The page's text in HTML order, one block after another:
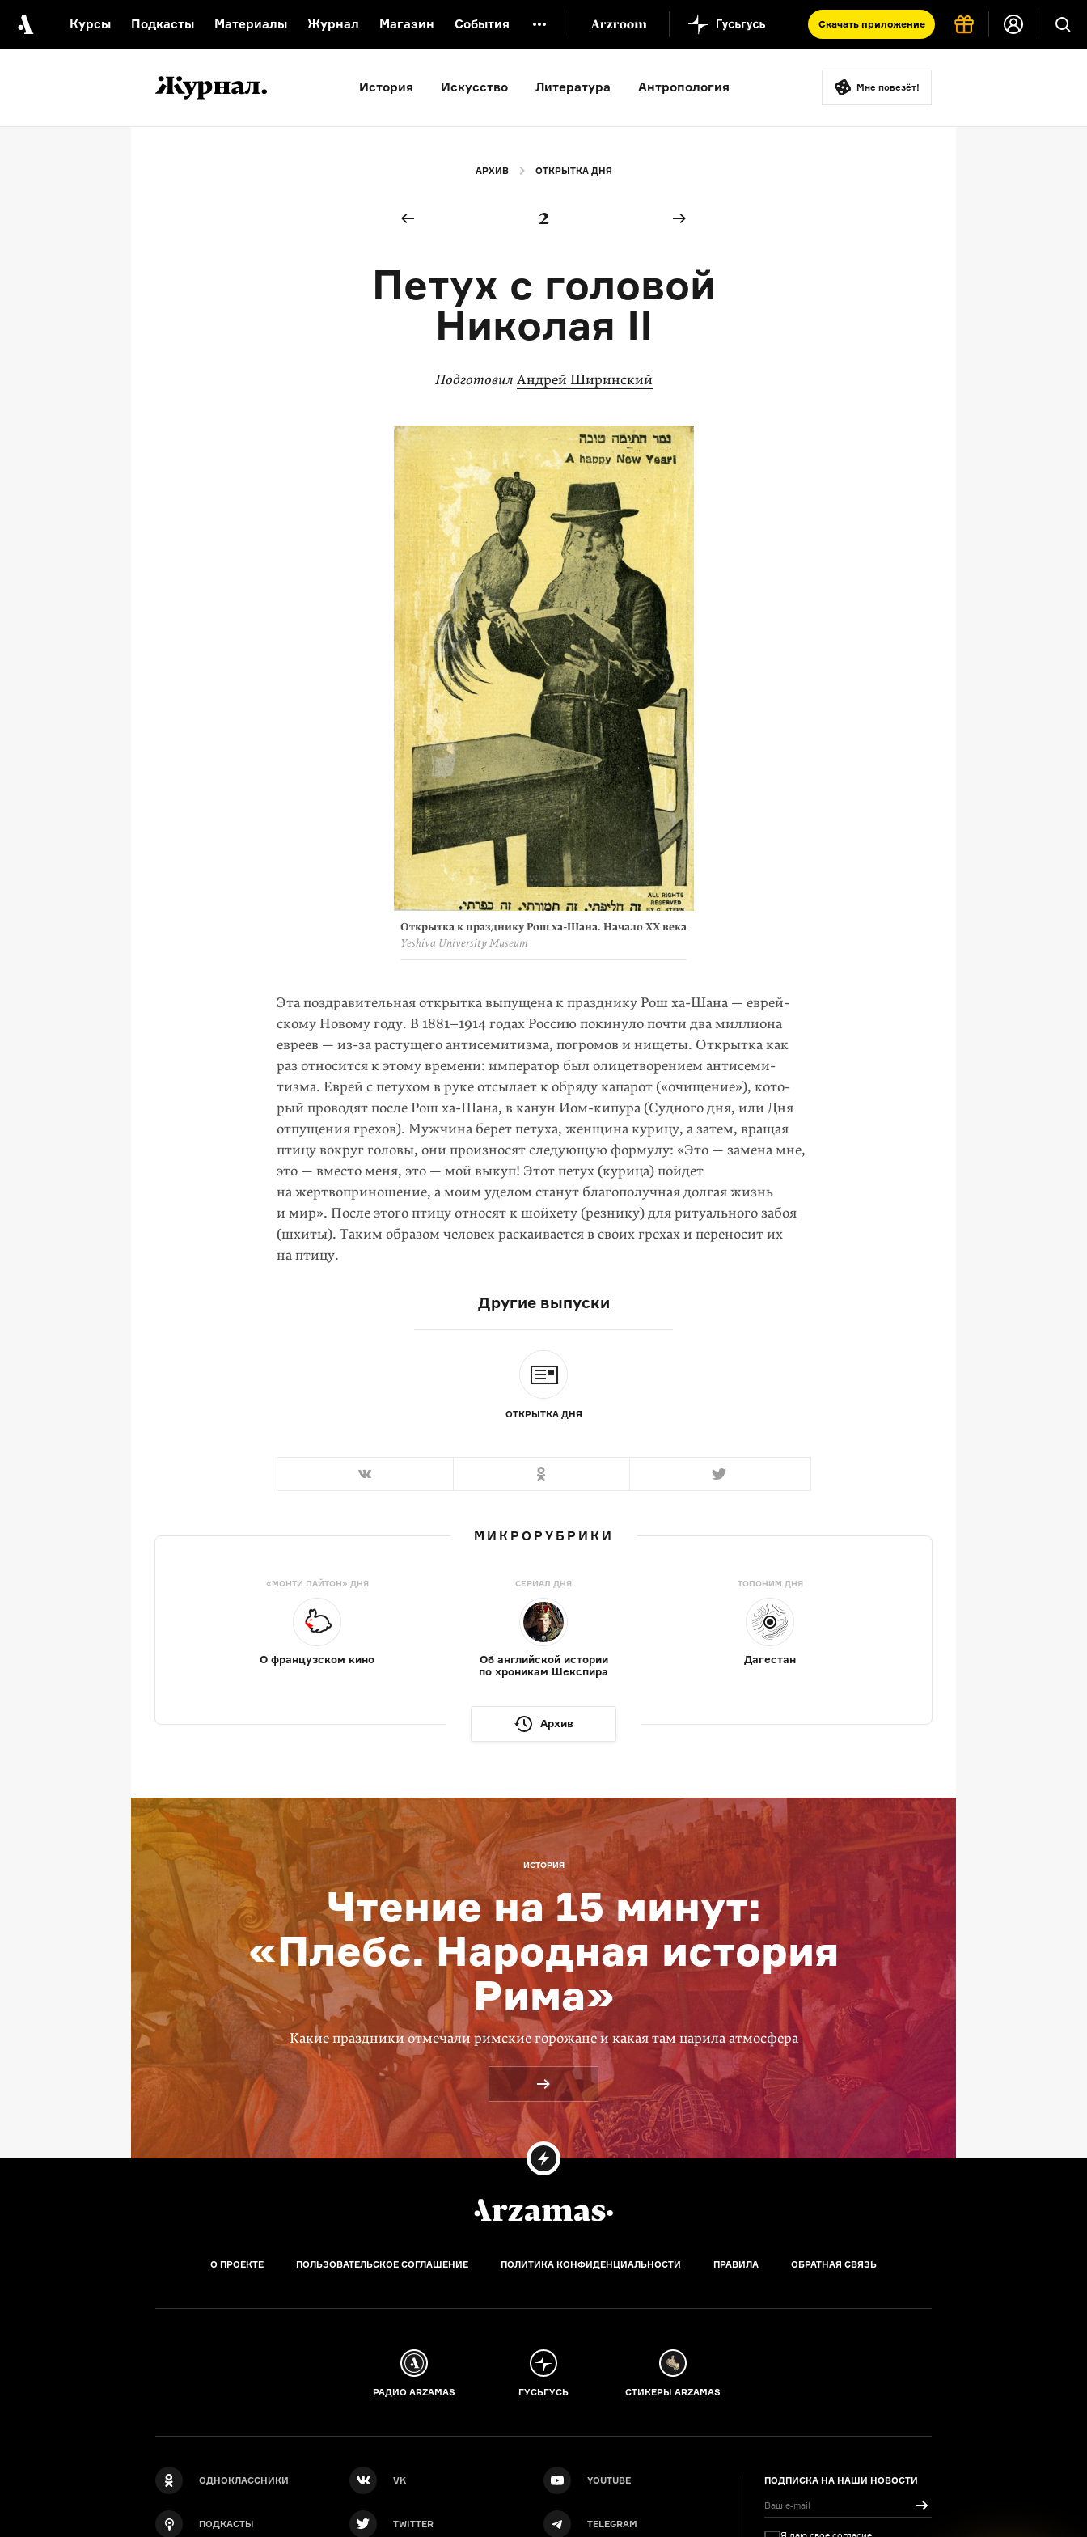
Курсы Подкасты Материалы Журнал Магазин События Скачать приложение
Видеоистория русской культуры
Русский язык от «гой еси» до «лол кек»
Что такое античность
История Искусство Литература Антропология Мне повезёт!
АРХИВ ОТКРЫТКА ДНЯ
2
Петух с головой
Николая II
Подготовил Андрей Ширинский
Открытка к празднику Рошха-Шана. Начало XX века
Yeshiva University Museum
Эта поздравительная открытка выпущена к празднику Рош ха-Шана — еврей­
скому Новому году. В 1881–1914годах Россию покинуло почти два миллиона
евреев — из-зарастущего антисеми­тизма, погромов и нищеты. Открытка как
раз относится к этому времени: импе­ратор был олицетворением антисеми­
тизма. Еврей с петухом в руке отсылает к обряду капарот («очище­ние»), кото­
рый проводят после Рошха-Шана, в канун Иом-кипура (Судного дня, или Дня
отпуще­ния грехов). Мужчина берет петуха, женщина курицу, а затем, вращая
птицу вокруг головы, они произносят следующую формулу: «Это — замена мне,
это — вместо меня, это — мой выкуп! Этот петух (курица) пойдет
на жертвоприно­шение, а моим уделом станут благополучная долгая жизнь
и мир». После этого птицу относят к шойхету (резнику) для ритуального забоя
(шхиты). Таким образом человек раскаивается в своих грехах и переносит их
на птицу.
Другие выпуски
ОТКРЫТКА ДНЯ
МИКРОРУБРИКИ
«МОНТИ ПАЙТОН» ДНЯ
О французском кино
СЕРИАЛ ДНЯ
Об английской истории
по хроникам Шекспира
ТОПОНИМ ДНЯ
Дагестан
Архив
ИСТОРИЯ
Чтение на 15 минут:
«Плебс. Народная история
Рима»
Какие праздники отмечали римские горожане и какая там царила атмосфера
О ПРОЕКТЕ ПОЛЬЗОВАТЕЛЬСКОЕ СОГЛАШЕНИЕ ПОЛИТИКА КОНФИДЕНЦИАЛЬНОСТИ ПРАВИЛА ОБРАТНАЯ СВЯЗЬ
РАДИО ARZAMAS ГУСЬГУСЬ СТИКЕРЫ ARZAMAS
ОДНОКЛАССНИКИ VK YOUTUBE
ПОДКАСТЫ TWITTER TELEGRAM
ПОДПИСКА НА НАШИ НОВОСТИ